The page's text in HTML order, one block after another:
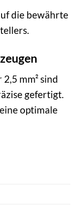
die bewährte
mm² sind
gefertigt.
optimale